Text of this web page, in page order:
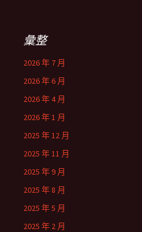
彙整
2026 年 7 月
2026 年 6 月
2026 年 4 月
2026 年 1 月
2025 年 12 月
2025 年 11 月
2025 年 9 月
2025 年 8 月
2025 年 5 月
2025 年 2 月